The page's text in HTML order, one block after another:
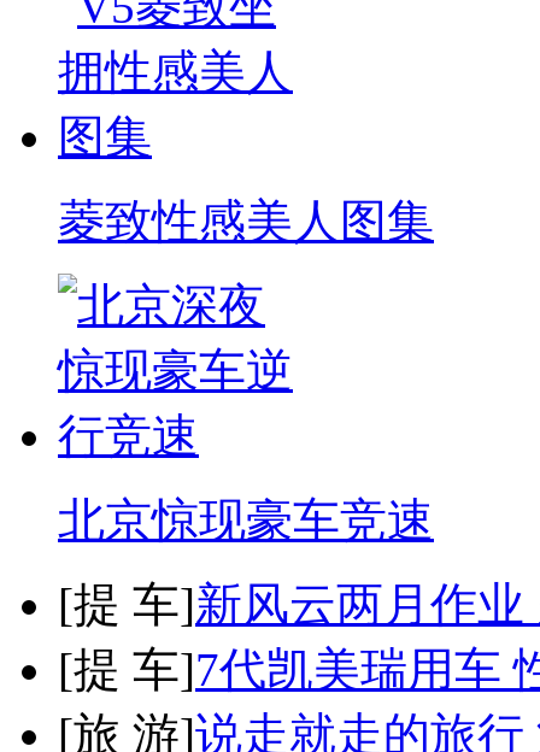
菱致性感美人图集
北京惊现豪车竞速
[提 车]新风云两月作
[提 车]7代凯美瑞用车
[旅 游]说走就走的旅